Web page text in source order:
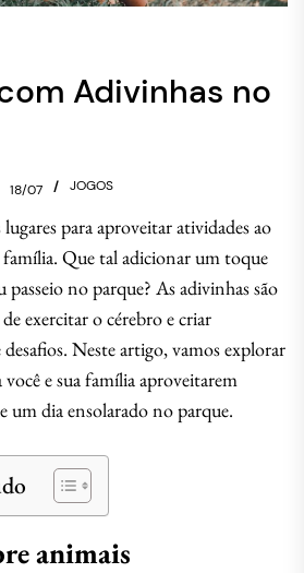
Adivinhas no
18/07 JOGOS
para aproveitar atividades ao
Que tal adicionar um toque
passeio no parque? As adivinhas são
exercitar o cérebro e criar
Neste artigo, vamos explorar
e sua família aproveitarem
um dia ensolarado no parque.
animais